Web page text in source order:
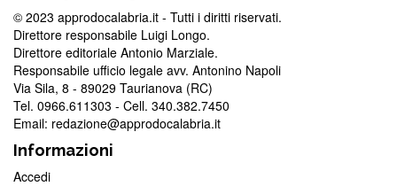
© 2023 approdocalabria.it - Tutti i diritti riservati.
Direttore responsabile Luigi Longo.
Direttore editoriale Antonio Marziale.
Responsabile ufficio legale avv. Antonino Napoli
Via Sila, 8 - 89029 Taurianova (RC)
Tel. 0966.611303 - Cell. 340.382.7450
Email: redazione@approdocalabria.it
Informazioni
Accedi